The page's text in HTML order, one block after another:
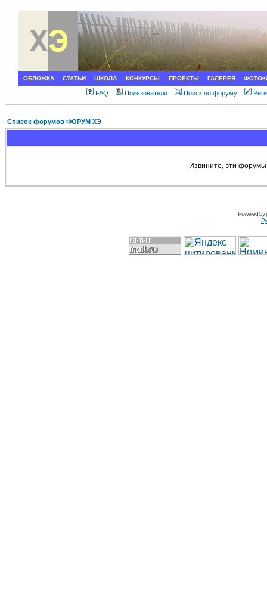
ОБЛОЖКА СТАТЬИ ШКОЛА КОНКУРСЫ ПРОЕКТЫ ГАЛЕРЕЯ
FAQ Пользователи Поиск по форуму
Список форумов ФОРУМ ХЭ
Извините, эти
Powered by